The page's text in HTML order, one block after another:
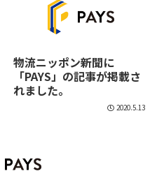
物流ニッポン新聞に
「PAYS」の記事が掲載さ
れました。
2020.5.13